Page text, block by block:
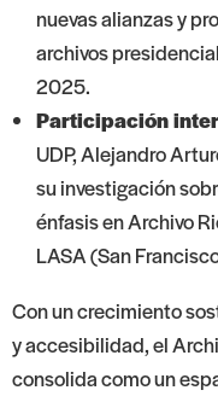
nuevas alianzas y
archivos
2025.
Participación
UDP, Alejandro
su investigación
énfasis en Archivo
LASA (San
Con un crecimiento
y accesibilidad, el
consolida como un